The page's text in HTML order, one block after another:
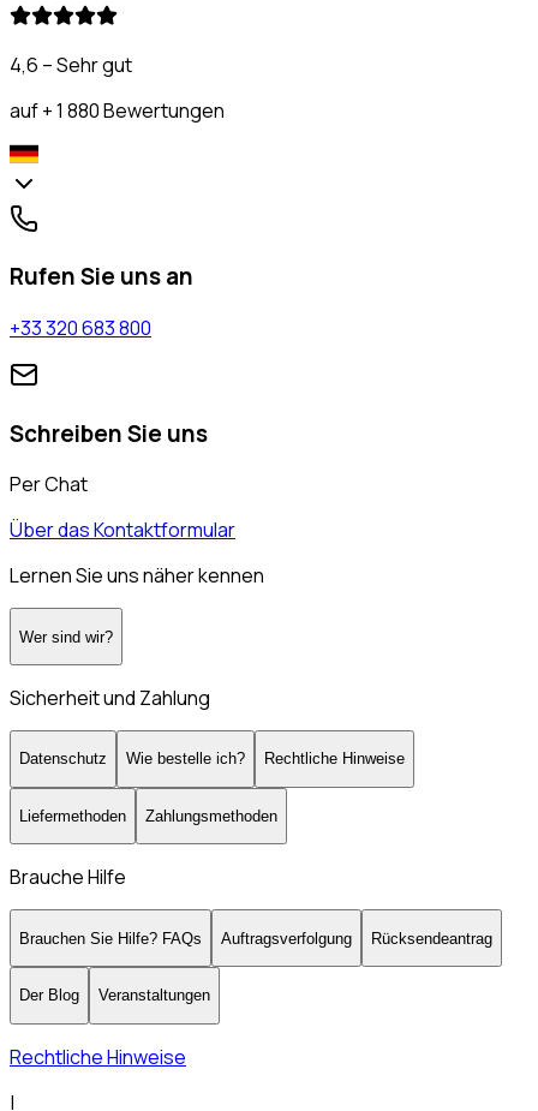
4,6 – Sehr gut
auf + 1 880 Bewertungen
Rufen Sie uns an
+33 320 683 800
Schreiben Sie uns
Per Chat
Über das Kontaktformular
Lernen Sie uns näher kennen
Wer sind wir?
Sicherheit und Zahlung
Datenschutz Wie bestelle ich? Rechtliche Hinweise
Liefermethoden Zahlungsmethoden
Brauche Hilfe
Brauchen Sie Hilfe? FAQs Auftragsverfolgung Rücksendeantrag
Der Blog Veranstaltungen
Rechtliche Hinweise
|